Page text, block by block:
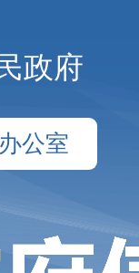
政府
公室